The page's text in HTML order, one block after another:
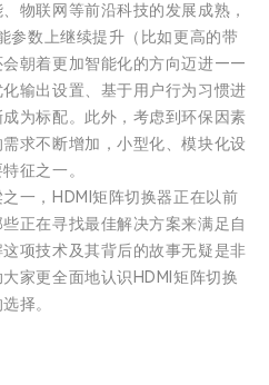
物联网等前沿科技的发展成熟，
参数上继续提升（比如更高的带
会朝着更加智能化的方向迈进——
输出设置、基于用户行为习惯进
为标配。此外，考虑到环保因素
求不断增加，小型化、模块化设
征之一。
一，HDMI矩阵切换器正在以前
正在寻找最佳解决方案来满足自
项技术及其背后的故事无疑是非
家更全面地认识HDMI矩阵切换
择。